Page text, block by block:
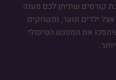
קורסים שתיתן לכם מענה
ילדים ונוער, ומשחקים
את המפגש הטיפולי